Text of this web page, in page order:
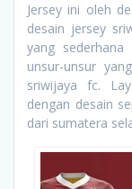
Jersey ini oleh
desain jersey
yang
unsur-unsur
sriwijaya fc.
dengan desain
dari sumatera